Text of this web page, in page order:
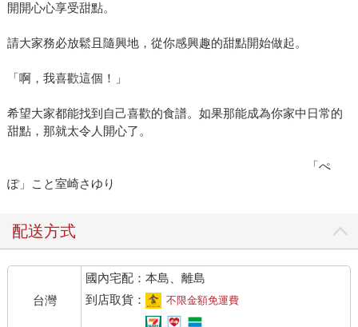
開開心心享受甜點。
請大家務必放鬆且隨興地，從你感興趣的甜點開始做起。
「啊，我喜歡這個！」
希望大家都能找到自己喜歡的食譜。如果那能成為你家中日常的
甜點，那就太令人開心了。
「ぺ
ぽ」こと室崎さゆり
配送方式
台灣
國內宅配：本島、離島
到店取貨：
不限金額免運費